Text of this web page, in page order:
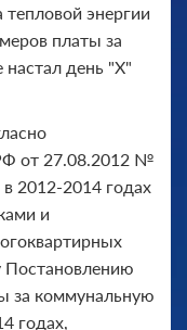
энергии
платы за
настал день "Х"
от 27.08.2012 №
2012-2014 годах
и
Постановлению
за коммунальную
годах,